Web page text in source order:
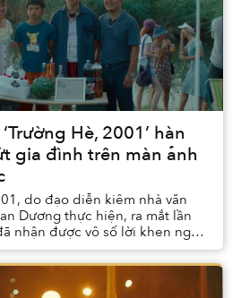
Hè, 2001’ hàn
gia đình trên màn ảnh
do đạo diễn kiêm nhà văn
Dương thực hiện, ra mắt lần
nhận được vô số lời khen ngợi
hòa Séc cũng như ...